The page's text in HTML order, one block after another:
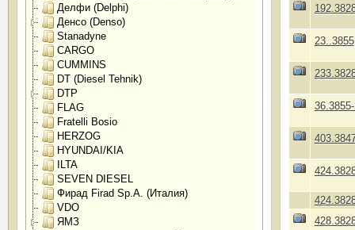
Делфи (Delphi)
Денсо (Denso)
Stanadyne
CARGO
CUMMINS
DT (Diesel Tehnik)
DTP
FLAG
Fratelli Bosio
HERZOG
HYUNDAI/KIA
ILTA
SEVEN DIESEL
Фирад Firad Sp.A. (Италия)
VDO
ЯМЗ
23..3855